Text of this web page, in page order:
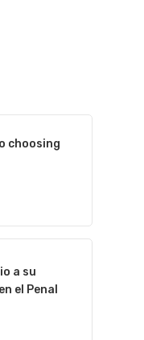
choosing
a su
el Penal